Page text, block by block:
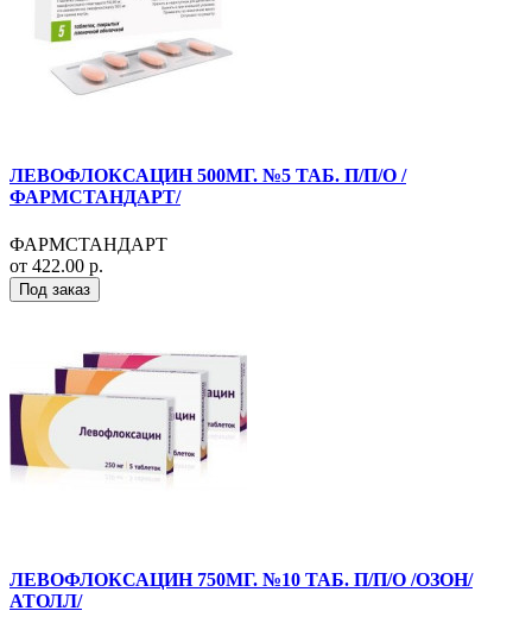
ЛЕВОФЛОКСАЦИН 500МГ. №5 ТАБ. П/П/О /
ФАРМСТАНДАРТ/
ФАРМСТАНДАРТ
от 422.00 р.
Под заказ
ЛЕВОФЛОКСАЦИН 750МГ. №10 ТАБ. П/П/О /ОЗОН/
АТОЛЛ/